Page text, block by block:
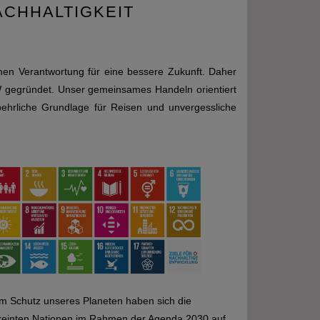
Verantwortung für eine bessere Zukunft. Daher
Unser gemeinsames Handeln orientiert
Grundlage für Reisen und unvergessliche
Schutz unseres Planeten haben sich die